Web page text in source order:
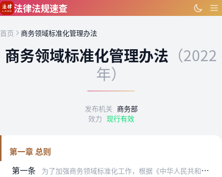
跳到主要内容
法律法规速查
首页 商务领域标准化管理办法
商务领域标准化管理办法 （2022
年）
发布机关 商务部
效力 现行有效
第一章 总则
第一条
为了加强商务领域标准化工作，根据《中华人民共和国标准化法》等有关法律法规，制定本办法。